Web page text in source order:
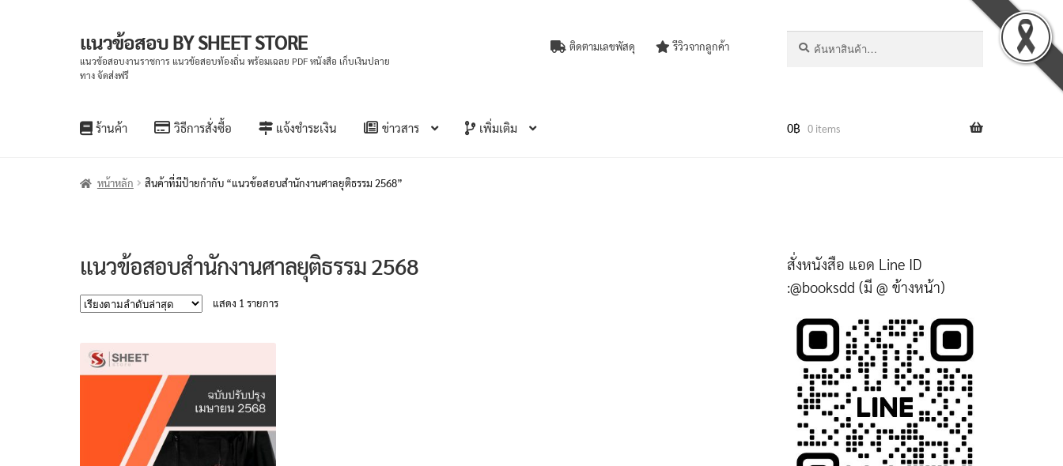
Skip
to
navigation
Skip
to
content
แนวข้อสอบ BY SHEET STORE
แนวข้อสอบงานราชการ แนวข้อสอบท้องถิ่น พร้อมเฉลย PDF หนังสือ เก็บเงินปลาย
ทาง จัดส่งฟรี
ติดตามเลขพัสดุ รีวิวจากลูกค้า
ร้านค้า วิธีการสั่งซื้อ แจ้งชำระเงิน ข่าวสาร เพิ่มเติม 0฿ 0 items
หน้าหลัก สินค้าที่มีป้ายกำกับ “แนวข้อสอบสำนักงานศาลยุติธรรม 2568”
แนวข้อสอบสำนักงานศาลยุติธรรม 2568
แสดง 1 รายการ
สั่งหนังสือ แอด Line ID
:@booksdd (มี @ ข้างหน้า)